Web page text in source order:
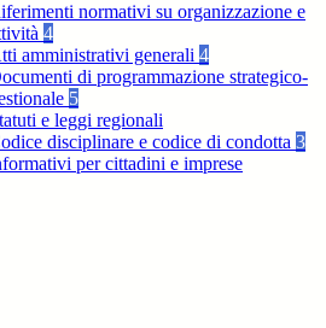
normativi su organizzazione e
4
amministrativi generali 4
di programmazione strategico-
5
e leggi regionali
disciplinare e codice di condotta 3
per cittadini e imprese